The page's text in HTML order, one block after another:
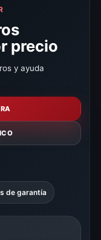
precio
y ayuda
de garantía